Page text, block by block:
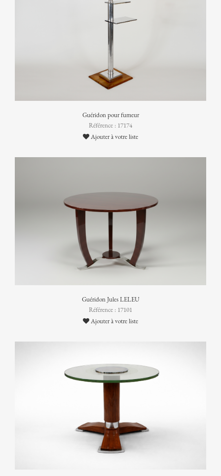
Guéridon pour fumeur
Référence : 17174
Ajouter à votre liste
Guéridon Jules LELEU
Référence : 17101
Ajouter à votre liste